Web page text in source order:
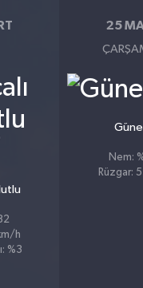
h
%3
25
Nem:
Rüzgar: